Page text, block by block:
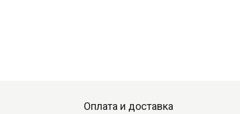
Оплата и доставка